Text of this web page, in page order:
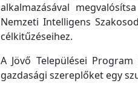
alkalmazásával
Nemzeti Intelligens
célkitűzéseihez.
A Jövő Települései
gazdasági szereplőket egy